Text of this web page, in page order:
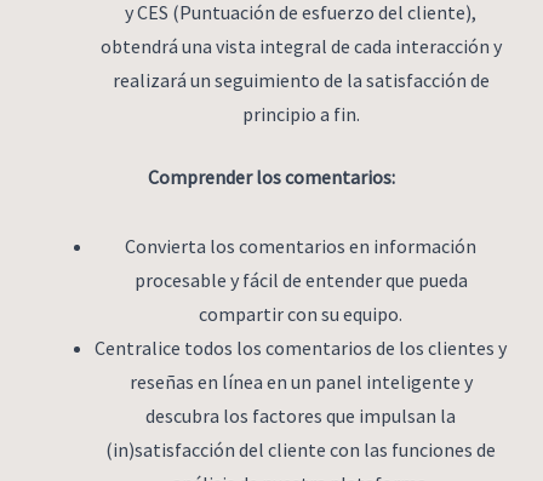
y CES (Puntuación de esfuerzo del cliente),
obtendrá una vista integral de cada interacción y
realizará un seguimiento de la satisfacción de
principio a fin.
Comprender los comentarios:
Convierta los comentarios en información
procesable y fácil de entender que pueda
compartir con su equipo.
Centralice todos los comentarios de los clientes y
reseñas en línea en un panel inteligente y
descubra los factores que impulsan la
(in)satisfacción del cliente con las funciones de